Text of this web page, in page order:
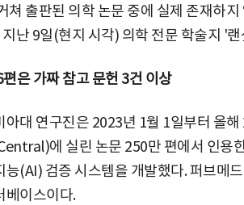
쳐 출판된 의학 논문 중에 실제 존재하
난 9일(현지 시각) 의학 전문 학술지 '
은 가짜 참고 문헌 3건 이상
아대 연구진은 2023년 1월 1일부터 올
에 실린 논문 250만 편에서 인용
능(AI) 검증 시스템을 개발했다. 퍼브메
베이스이다.